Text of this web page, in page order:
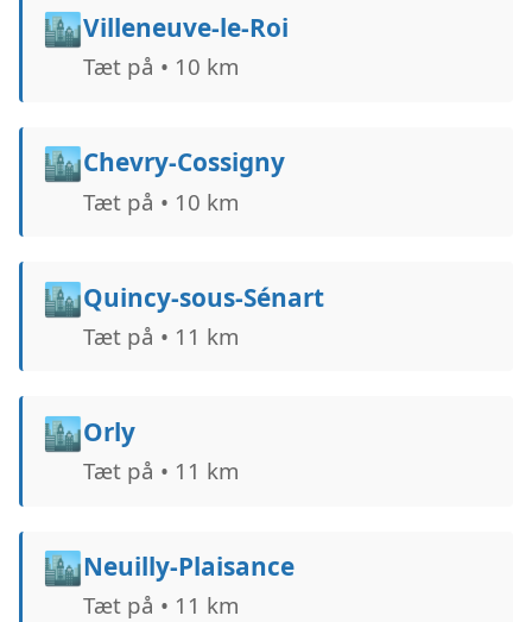
🏙️Villeneuve-le-Roi
Tæt på • 10 km
🏙️Chevry-Cossigny
Tæt på • 10 km
🏙️Quincy-sous-Sénart
Tæt på • 11 km
🏙️Orly
Tæt på • 11 km
🏙️Neuilly-Plaisance
Tæt på • 11 km